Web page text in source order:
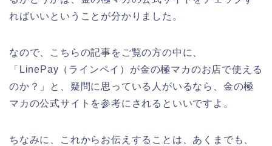
ればいいということが分かりました。
なので、こちらの記事をご覧の方の中に、
「LinePay（ラインペイ）が金の極マカのお店で使える
のか？」と、疑問に思っている人がいるなら、金の極
マカの公式サイトを参考にされるといいですよ。
ちなみに、これからお伝えすることは、あくまでも、